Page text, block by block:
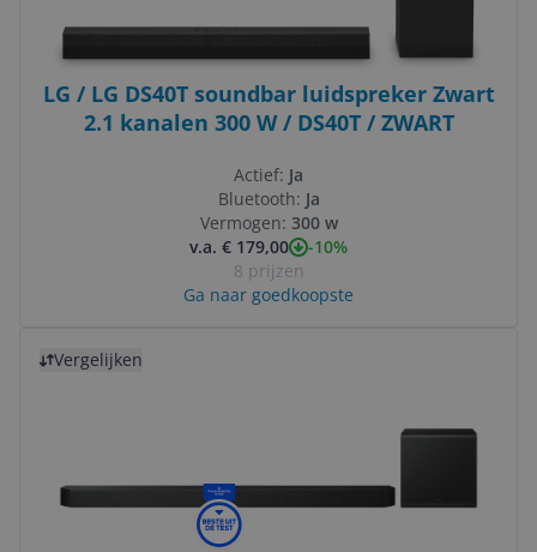
LG / LG DS40T soundbar luidspreker Zwart
2.1 kanalen 300 W / DS40T / ZWART
Actief: Ja
Bluetooth: Ja
Vermogen: 300 w
v.a. € 179,00
-10%
8 prijzen
Ga naar goedkoopste
Vergelijken